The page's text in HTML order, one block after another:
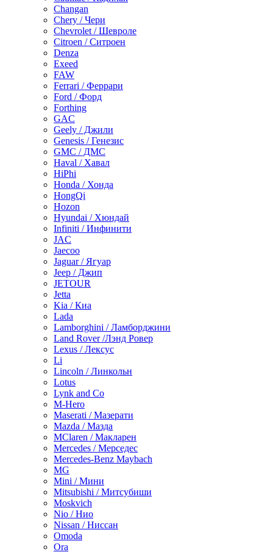
Changan
Chery / Чери
Chevrolet / Шевроле
Citroen / Ситроен
Denza
Exeed
FAW
Ferrari / Феррари
Ford / Форд
Forthing
GAC
Geely / Джили
Genesis / Генезис
GMC / ДМС
Haval / Хавал
HiPhi
Honda / Хонда
HongQi
Hozon
Hyundai / Хюндай
Infiniti / Инфинити
JAC
Jaecoo
Jaguar / Ягуар
Jeep / Джип
JETOUR
Jetta
Kia / Киа
Lada
Lamborghini / Ламборджини
Land Rover /Лэнд Ровер
Lexus / Лексус
Li
Lincoln / Линкольн
Lotus
Lynk and Co
M-Hero
Maserati / Мазерати
Mazda / Мазда
MClaren / Макларен
Mercedes / Мерседес
Mercedes-Benz Maybach
MG
Mini / Мини
Mitsubishi / Митсубиши
Moskvich
Nio / Нио
Nissan / Ниссан
Omoda
Ora